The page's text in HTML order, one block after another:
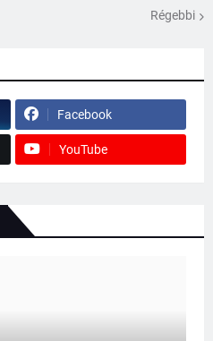
Régebbi
Facebook
YouTube